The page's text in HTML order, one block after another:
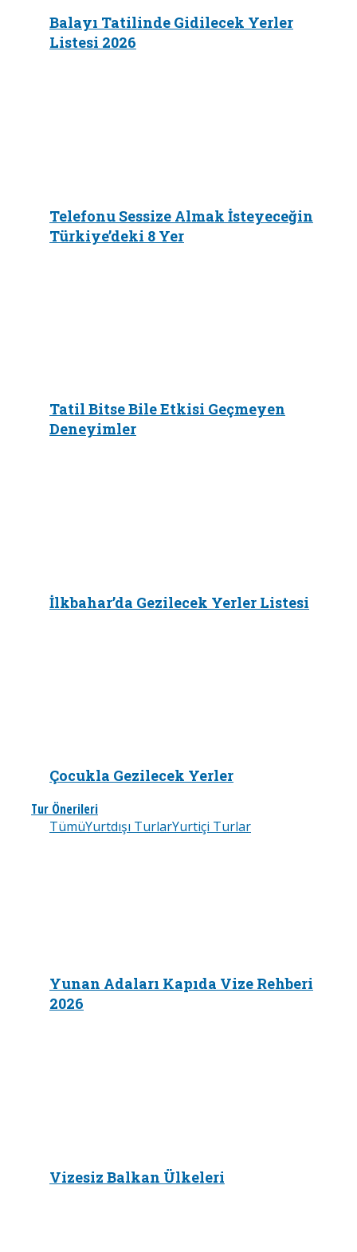
Balayı Tatilinde Gidilecek Yerler
Listesi 2026
Telefonu Sessize Almak İsteyeceğin
Türkiye’deki 8 Yer
Tatil Bitse Bile Etkisi Geçmeyen
Deneyimler
İlkbahar’da Gezilecek Yerler Listesi
Çocukla Gezilecek Yerler
Tur Önerileri
TümüYurtdışı TurlarYurtiçi Turlar
Yunan Adaları Kapıda Vize Rehberi
2026
Vizesiz Balkan Ülkeleri